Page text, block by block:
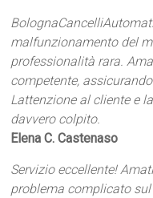
malfunzionamento del
professionalità rara.
competente,
Lattenzione al cliente e
davvero colpito.
Elena C. Castenaso
Servizio eccellente!
problema complicato